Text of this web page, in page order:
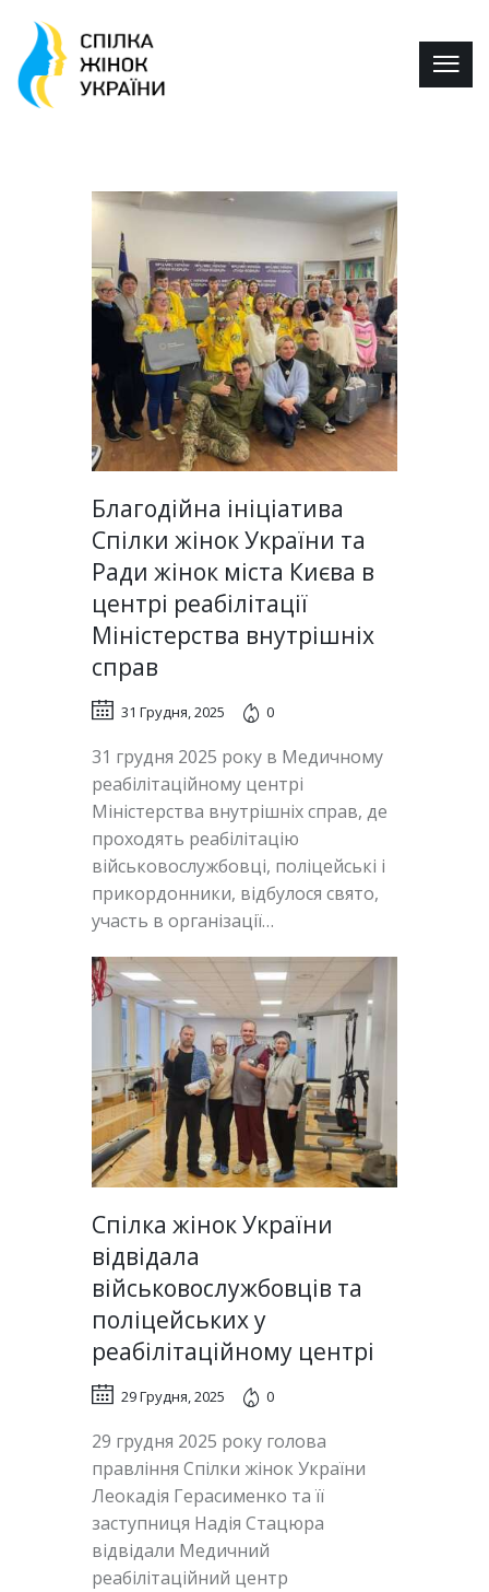
Благодійна ініціатива
Спілки жінок України та
Ради жінок міста Києва в
центрі реабілітації
Міністерства внутрішніх
справ
31 Грудня, 2025 0
31 грудня 2025 року в Медичному
реабілітаційному центрі
Міністерства внутрішніх справ, де
проходять реабілітацію
військовослужбовці, поліцейські і
прикордонники, відбулося свято,
участь в організації…
Спілка жінок України
відвідала
військовослужбовців та
поліцейських у
реабілітаційному центрі
29 Грудня, 2025 0
29 грудня 2025 року голова
правління Спілки жінок України
Леокадія Герасименко та її
заступниця Надія Стацюра
відвідали Медичний
реабілітаційний центр